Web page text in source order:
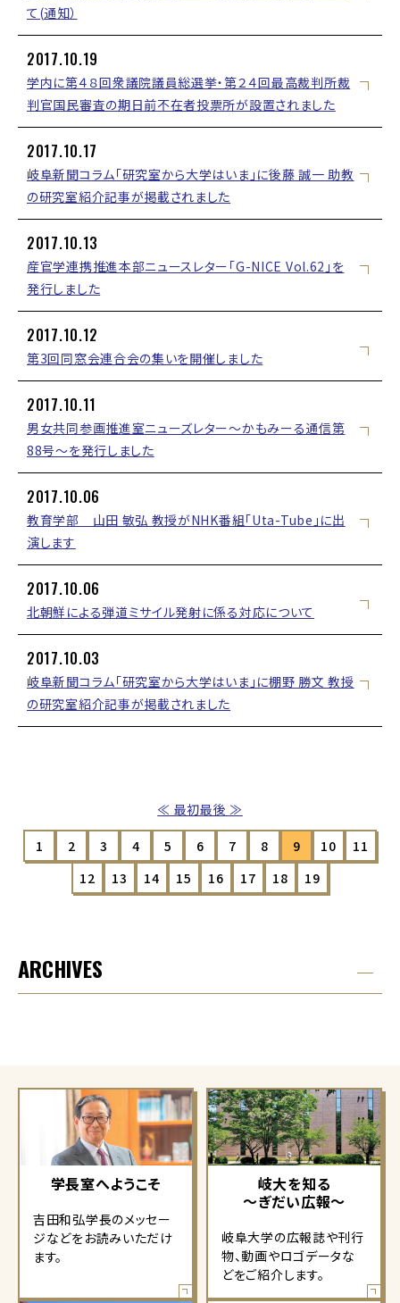
て(通知）
2017.10.19
学内に第４８回衆議院議員総選挙・第２４回最高裁判所裁
判官国民審査の期日前不在者投票所が設置されました
2017.10.17
岐阜新聞コラム「研究室から大学はいま」に後藤 誠一 助教
の研究室紹介記事が掲載されました
2017.10.13
産官学連携推進本部ニュースレター「G-NICE Vol.62」を
発行しました
2017.10.12
第3回同窓会連合会の集いを開催しました
2017.10.11
男女共同参画推進室ニューズレター～かもみーる通信第
88号～を発行しました
2017.10.06
教育学部 山田 敏弘 教授がNHK番組「Uta-Tube」に出
演します
2017.10.06
北朝鮮による弾道ミサイル発射に係る対応について
2017.10.03
岐阜新聞コラム「研究室から大学はいま」に棚野 勝文 教授
の研究室紹介記事が掲載されました
≪ 最初
1 2 3 4 5 6 7 8 9 10
11
12
13 14 15 16 17 18 19
最後 ≫
ARCHIVES
学長室へようこそ
吉田和弘学長のメッセー
ジなどをお読みいただけ
ます。
岐大を知る
～ぎだい広報～
岐阜大学の広報誌や刊行
物、動画やロゴデータな
どをご紹介します。